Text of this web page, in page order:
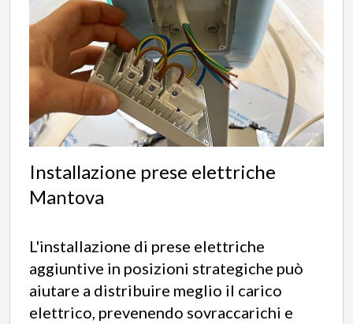
Installazione prese elettriche
Mantova
L'installazione di prese elettriche
aggiuntive in posizioni strategiche può
aiutare a distribuire meglio il carico
elettrico, prevenendo sovraccarichi e